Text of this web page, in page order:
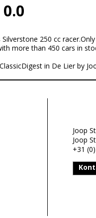
250 cc
more than 450 cars in
in De Lier by
Joop
Joop
+31